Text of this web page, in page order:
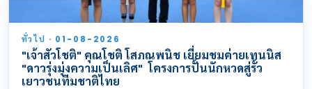
ทั่วไป · 01-08-2026
"เจ้าสัวโชติ" คุณโชติ โสภณพนิช เยี่ยมชมค่ายเทนนิส
"ดาวรุ่งมุ่งความเป็นเลิศ" โครงการปั้นนักหวดสู่รั้ว
เยาวชนทีมชาติไทย